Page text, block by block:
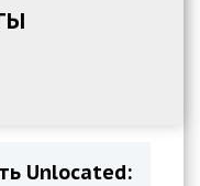
Unlocated: